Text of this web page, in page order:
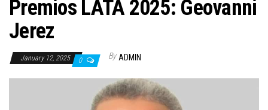
Premios LATA 2025: Geovanni
Jerez
January 12, 2025 0 By ADMIN